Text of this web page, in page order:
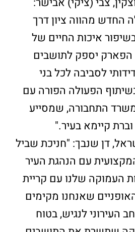
קרית אתא
קרית שמואל
קרית מוצקין
קרית ביאליק
כאן יכולים להופיע כל מיני קישורים
כאן יכולים להופיע כל מיני קישורים
קישורים חשובים
צור קשר
טלפון: 04-8626336
מייל: ladaat@013net.net
לכתבים יש לפנות